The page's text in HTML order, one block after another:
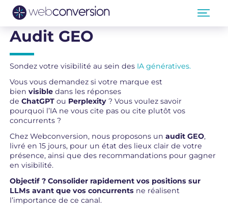
Aller
Audit GEO
Sondez votre visibilité au sein des IA génératives.
Vous vous demandez si votre marque est
bienvisible dans les réponses
deChatGPT ou Perplexity ? Vous voulez savoir
pourquoi l’IA ne vous cite pas ou cite plutôt vos
concurrents ?
Chez Webconversion, nous proposons unaudit GEO,
livré en 15 jours, pour un état des lieux clair de votre
présence, ainsi que des recommandations pour gagner
en visibilité.
Objectif ? Consolider rapidement vos positions sur
LLMs avant que vos concurrents ne réalisent
l’importance de ce canal.